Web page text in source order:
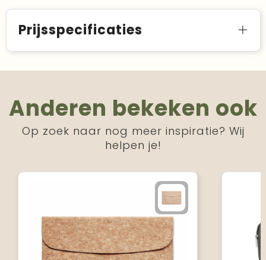
Prijsspecificaties
Anderen bekeken ook
Op zoek naar nog meer inspiratie? Wij
helpen je!